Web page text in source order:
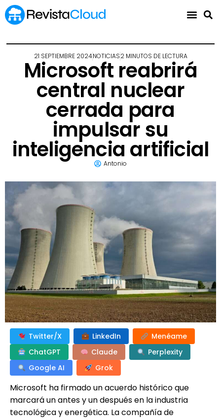
21 SEPTIEMBRE 2024NOTICIAS2 MINUTOS DE LECTURA
Microsoft reabrirá
central nuclear
cerrada para
impulsar su
inteligencia artificial
Antonio
Twitter/X LinkedIn
Menéame
ChatGPT
Claude
Perplexity
Google AI
Grok
Microsoft ha firmado un acuerdo histórico que
marcará un antes y un después en la industria
tecnológica y energética. La compañía de